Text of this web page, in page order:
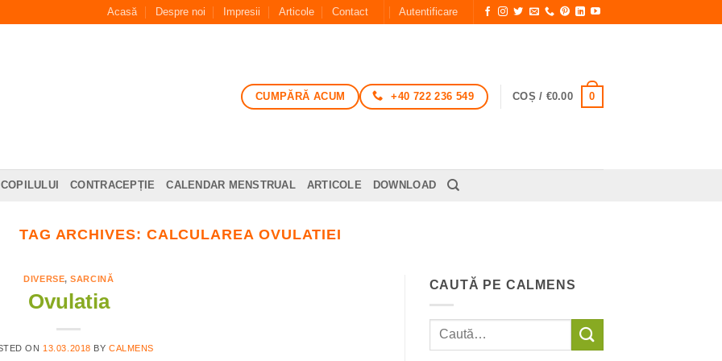
Acasă Despre noi Impresii Articole Contact Autentificare
CUMPĂRĂ ACUM +40 722 236 549 COȘ / €0.00 0
CONTRACEPȚIE CALENDAR MENSTRUAL ARTICOLE DOWNLOAD
TAG ARCHIVES: CALCULAREA OVULATIEI
DIVERSE,SARCINĂ
Ovulatia
ON 13.03.2018 BYCALMENS
CAUTĂ PE CALMENS